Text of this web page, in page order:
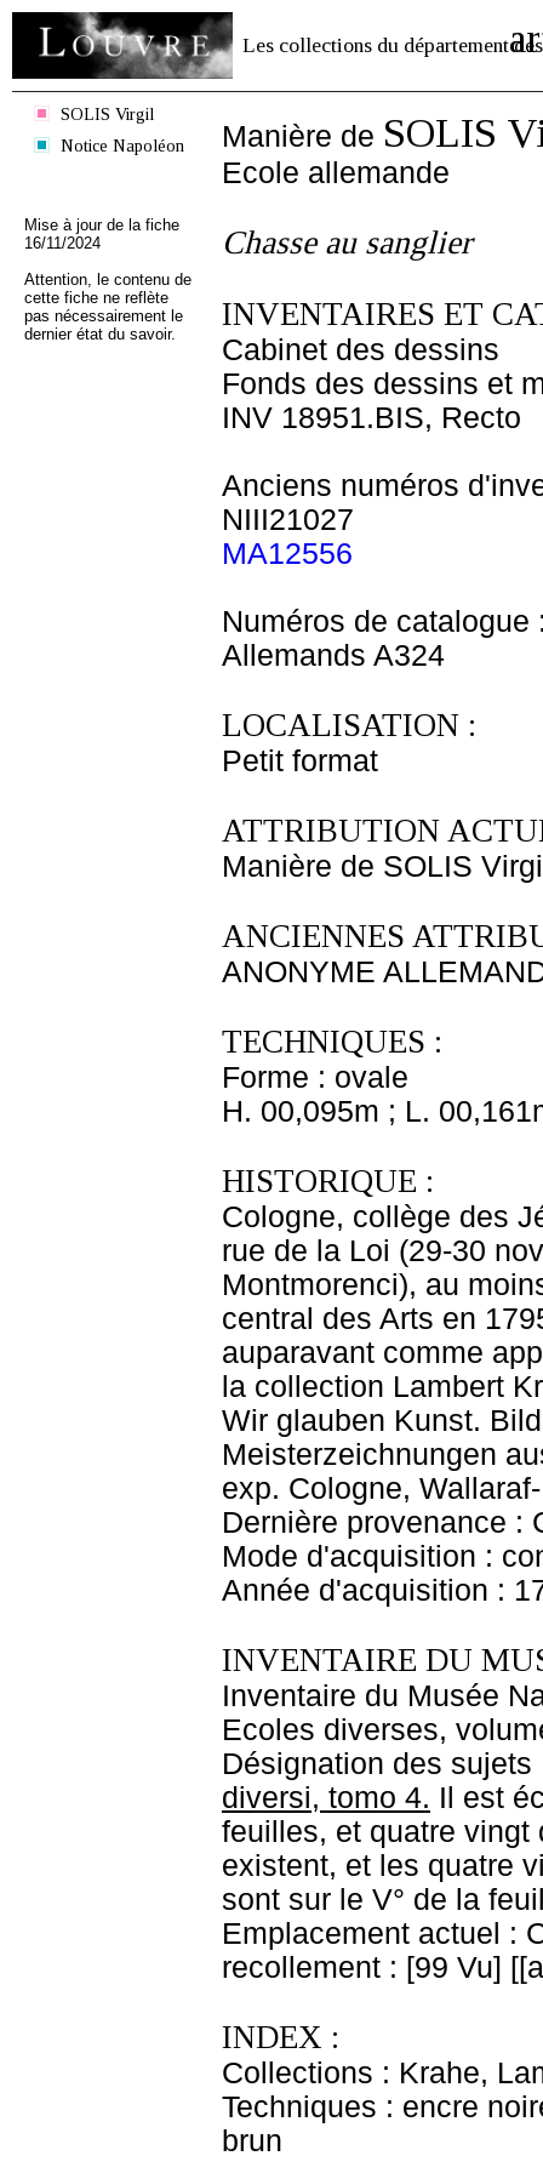
Les collections du département des
SOLIS Virgil
Notice Napoléon
Mise à jour de la fiche
16/11/2024
Attention, le contenu de
cette fiche ne reflète
pas nécessairement le
dernier état du savoir.
Manière de SOLIS
Ecole allemande
Chasse au sanglier
INVENTAIRES ET
Cabinet des dessins
Fonds des dessins et
INV 18951.BIS, Recto
Anciens numéros
NIII21027
MA12556
Numéros de catalogue
Allemands A324
LOCALISATION :
Petit format
ATTRIBUTION
Manière de SOLIS
ANCIENNES
ANONYME
TECHNIQUES :
Forme : ovale
H. 00,095m ; L.
HISTORIQUE :
Cologne, collège des
rue de la Loi (29-30
Montmorenci), au
central des Arts en
auparavant comme
la collection Lambert
Wir glauben Kunst.
Meisterzeichnungen
exp. Cologne,
Dernière provenance :
Mode d'acquisition :
Année d'acquisition :
INVENTAIRE DU
Inventaire du Musée
Ecoles diverses,
Désignation des
diversi, tomo 4. Il est
feuilles, et quatre
existent, et les quatre
sont sur le V° de la
Emplacement actuel :
recollement : [99 Vu]
INDEX :
Collections : Krahe,
Techniques : encre
brun